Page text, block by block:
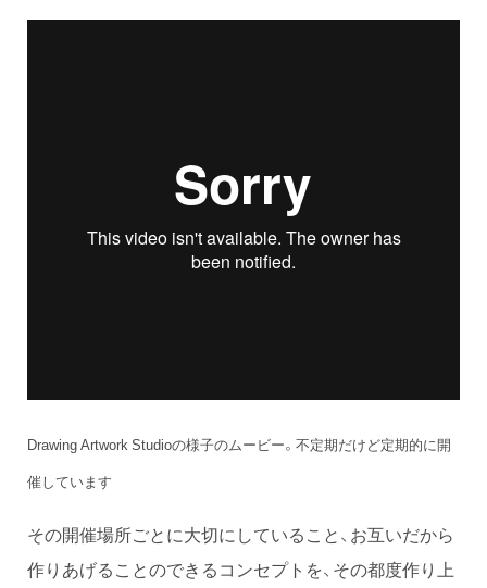
Drawing Artwork Studioの様子のムービー。不定期だけど定期的に開
催しています
その開催場所ごとに大切にしていること、お互いだから
作りあげることのできるコンセプトを、その都度作り上